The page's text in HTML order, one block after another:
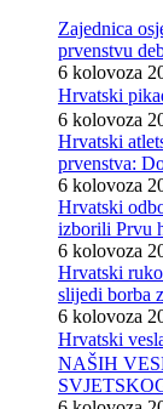
Zajednica
prvenstvu
6 kolovoza
Hrvatski
6 kolovoza
Hrvatski
prvenstva:
6 kolovoza
Hrvatski
izborili Prvu
6 kolovoza
Hrvatski
slijedi borba
6 kolovoza
Hrvatski
NAŠIH